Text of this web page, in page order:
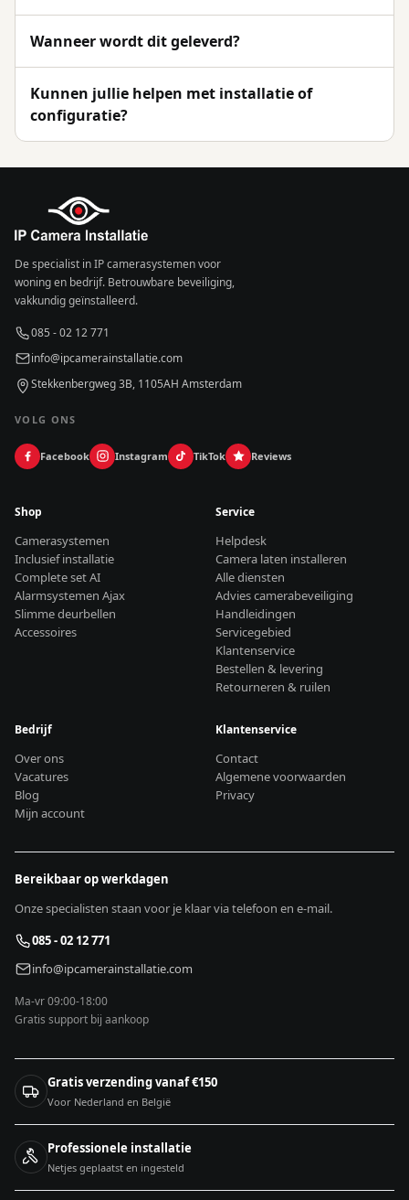
Wanneer wordt dit geleverd?
Kunnen jullie helpen met installatie of
configuratie?
De specialist in IP camerasystemen voor
woning en bedrijf. Betrouwbare beveiliging,
vakkundig geïnstalleerd.
085 - 02 12 771
info@ipcamerainstallatie.com
Stekkenbergweg 3B, 1105AH Amsterdam
VOLG ONS
Facebook Instagram TikTok Reviews
Shop
Camerasystemen
Inclusief installatie
Complete set AI
Alarmsystemen Ajax
Slimme deurbellen
Accessoires
Service
Helpdesk
Camera laten installeren
Alle diensten
Advies camerabeveiliging
Handleidingen
Servicegebied
Klantenservice
Bestellen & levering
Retourneren & ruilen
Bedrijf
Over ons
Vacatures
Blog
Mijn account
Klantenservice
Contact
Algemene voorwaarden
Privacy
Bereikbaar op werkdagen
Onze specialisten staan voor je klaar via telefoon en e-mail.
085 - 02 12 771
info@ipcamerainstallatie.com
Ma-vr 09:00-18:00
Gratis support bij aankoop
Gratis verzending vanaf €150
Voor Nederland en België
Professionele installatie
Netjes geplaatst en ingesteld